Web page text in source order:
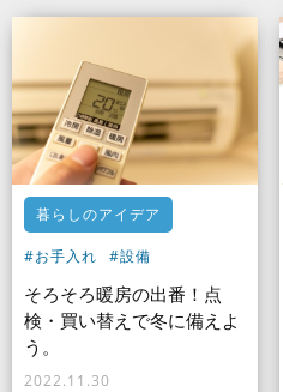
暮らしのアイデア
#お手入れ #設備
そろそろ暖房の出番！点
検・買い替えで冬に備えよ
う。
2022.11.30